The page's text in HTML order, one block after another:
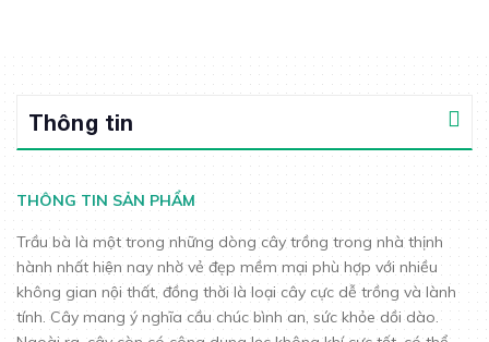
Thông tin
THÔNG TIN SẢN PHẨM
Trầu bà là một trong những dòng cây trồng trong nhà thịnh
hành nhất hiện nay nhờ vẻ đẹp mềm mại phù hợp với nhiều
không gian nội thất, đồng thời là loại cây cực dễ trồng và lành
tính. Cây mang ý nghĩa cầu chúc bình an, sức khỏe dồi dào.